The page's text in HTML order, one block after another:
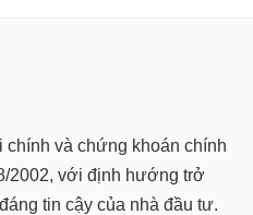
chính và chứng khoán chính
2002, với định hướng trở
tin cậy của nhà đầu tư.